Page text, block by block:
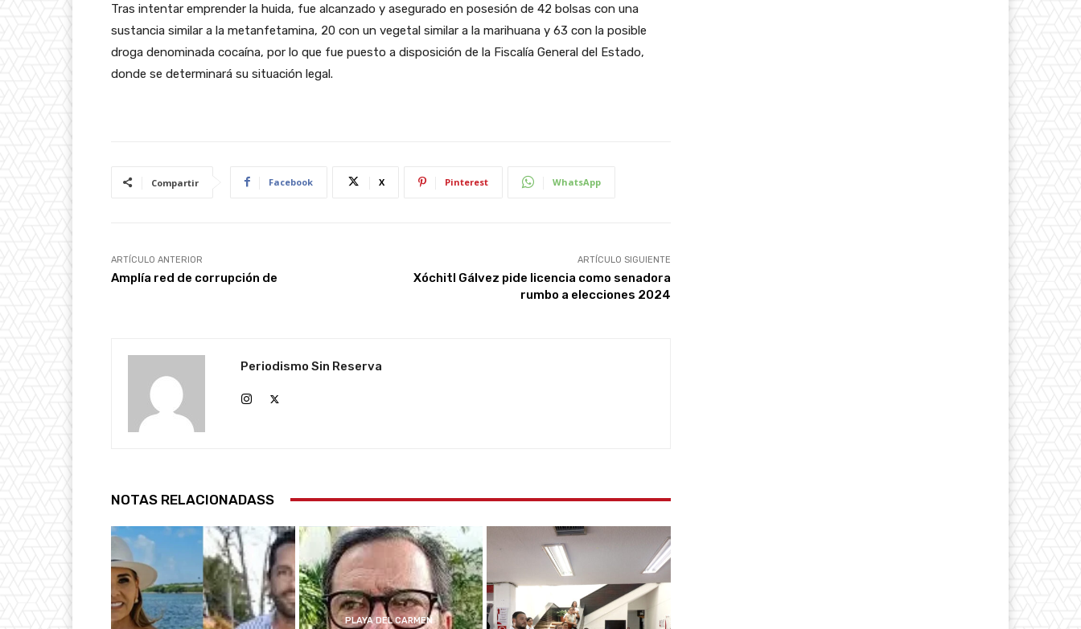
Tras intentar emprender la huida, fue alcanzado y asegurado en posesión de 42 bolsas con una
sustancia similar a la metanfetamina, 20 con un vegetal similar a la marihuana y 63 con la posible
droga denominada cocaína, por lo que fue puesto a disposición de la Fiscalía General del Estado,
donde se determinará su situación legal.
Compartir Facebook X Pinterest WhatsApp
ARTÍCULO ANTERIOR
Amplía red de corrupción de
ARTÍCULO SIGUIENTE
Xóchitl Gálvez pide licencia como senadora
rumbo a elecciones 2024
Periodismo Sin Reserva
NOTAS RELACIONADASS
PLAYA DEL CARMEN